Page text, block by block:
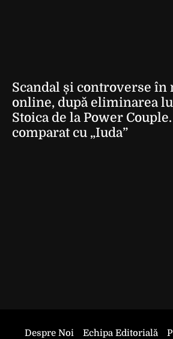
Scandal și controverse în
online, după eliminarea
Stoica de la Power Couple.
comparat cu „Iuda”
Despre Noi Echipa Editorială